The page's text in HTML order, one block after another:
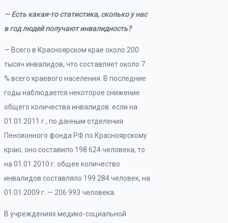
— Есть какая-то статистика, сколько у нас
в год людей получают инвалидность?
— Всего в Красноярском крае около 200
тысяч инвалидов, что составляет около 7
% всего краевого населения. В последние
годы наблюдается некоторое снижение
общего количества инвалидов: если на
01.01.2011 г., по данным отделения
Пенсионного фонда РФ по Красноярскому
краю, оно составило 198 624 человека, то
на 01.01.2010 г. общее количество
инвалидов составляло 199 284 человек, на
01.01.2009 г. — 206 993 человека.
В учреждениях медико-социальной